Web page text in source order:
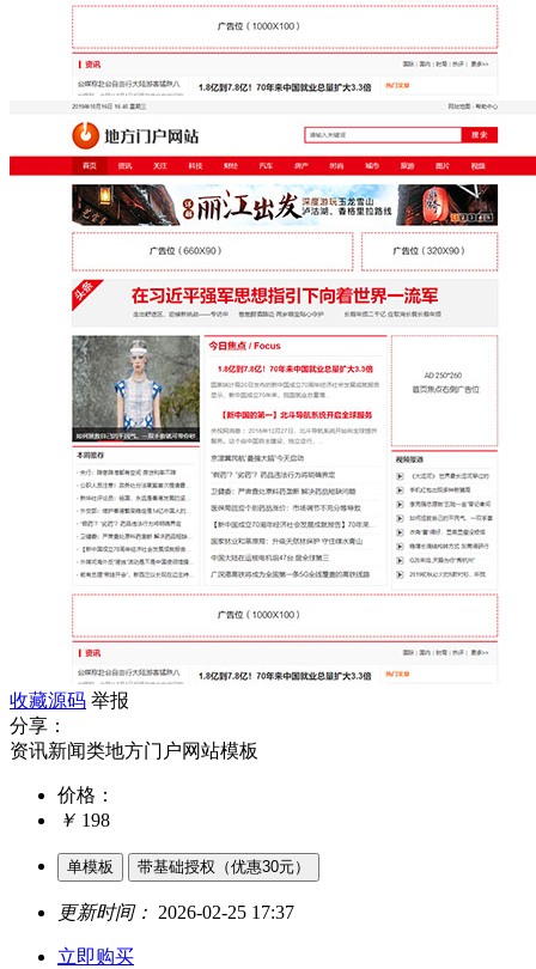
收藏源码 举报
分享：
资讯新闻类地方门户网站模板
价格：
￥ 198
单模板 带基础授权（优惠30元）
更新时间： 2026-02-25 17:37
立即购买